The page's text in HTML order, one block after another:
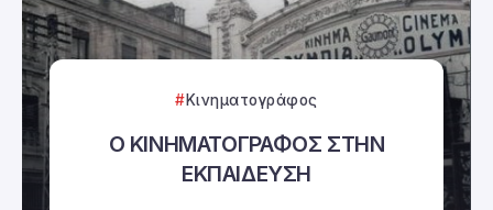
Κινηματογράφος
Ο ΚΙΝΗΜΑΤΟΓΡΑΦΟΣ ΣΤΗΝ
ΕΚΠΑΙΔΕΥΣΗ